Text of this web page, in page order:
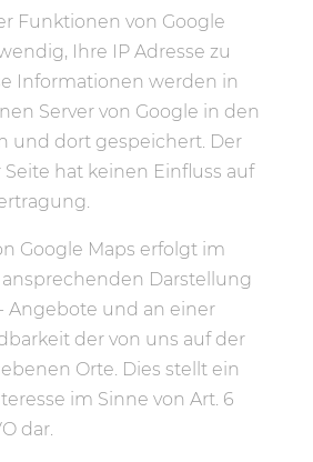
Funktionen von Google
Ihre IP Adresse zu
Informationen werden in
Server von Google in den
und dort gespeichert. Der
hat keinen Einfluss auf
Google Maps erfolgt im
Darstellung
Angebote und an einer
der von uns auf der
Orte. Dies stellt ein
im Sinne von Art. 6
dar.